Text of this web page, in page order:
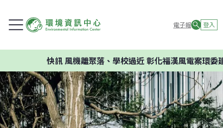
電子報 登入
風機離聚落、學校過近 彰化福漢風電案環委建議不應